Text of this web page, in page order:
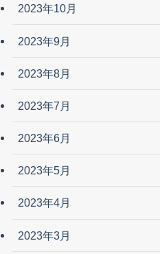
2023年10月
2023年9月
2023年8月
2023年7月
2023年6月
2023年5月
2023年4月
2023年3月